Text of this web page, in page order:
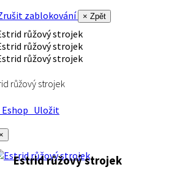
zablokování
× Zpět
růžový strojek
Uložit
Estrid růžový strojek